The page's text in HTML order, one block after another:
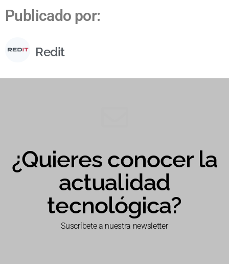
Publicado por:
Redit
¿Quieres conocer la
actualidad
tecnológica?
Suscríbete a nuestra newsletter